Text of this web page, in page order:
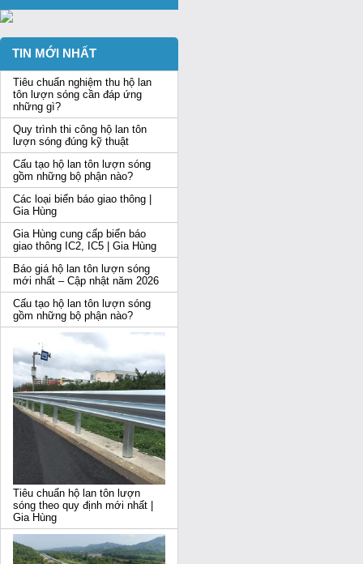
TIN MỚI NHẤT
Tiêu chuẩn nghiệm thu hộ lan
tôn lượn sóng cần đáp ứng
những gì?
Quy trình thi công hộ lan tôn
lượn sóng đúng kỹ thuật
Cấu tạo hộ lan tôn lượn sóng
gồm những bộ phận nào?
Các loại biển báo giao thông |
Gia Hùng
Gia Hùng cung cấp biển báo
giao thông IC2, IC5 | Gia Hùng
Báo giá hộ lan tôn lượn sóng
mới nhất – Cập nhật năm 2026
Cấu tạo hộ lan tôn lượn sóng
gồm những bộ phận nào?
Tiêu chuẩn hộ lan tôn lượn
sóng theo quy định mới nhất |
Gia Hùng